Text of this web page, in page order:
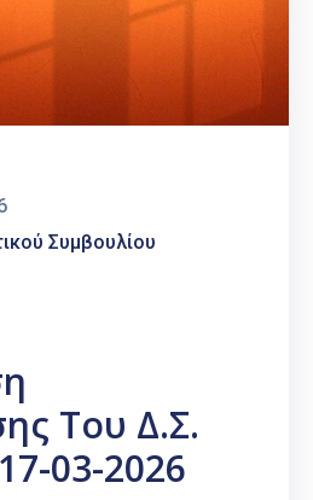
Συμβουλίου
Του Δ.Σ.
03-2026